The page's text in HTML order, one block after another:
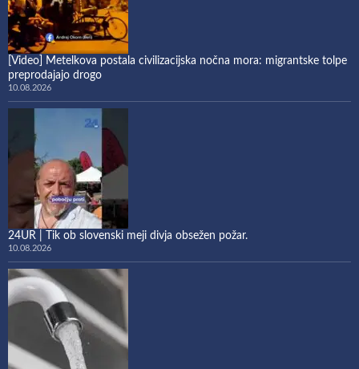
[Video] Metelkova postala civilizacijska nočna mora: migrantske tolpe
preprodajajo drogo
10.08.2026
24UR | Tik ob slovenski meji divja obsežen požar.
10.08.2026